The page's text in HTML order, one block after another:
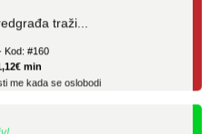
traži...
- Kod: #160
min
me kada se oslobodi